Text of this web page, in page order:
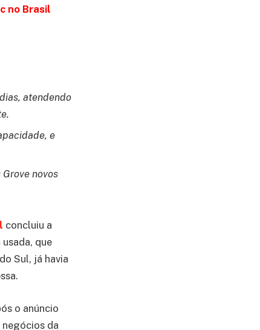
no Brasil
atendendo
e
novos
concluiu a
usada, que
Sul, já havia
o anúncio
da